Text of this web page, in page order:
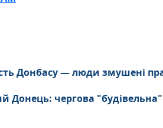
Донбасу — люди змушені
Донець: чергова